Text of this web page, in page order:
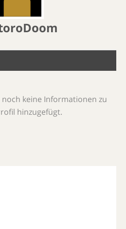
keine Informationen zu
hinzugefügt.